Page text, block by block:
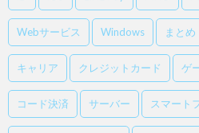
Webサービス Windows まとめ
キャリア クレジットカード ゲ
コード決済 サーバー スマート